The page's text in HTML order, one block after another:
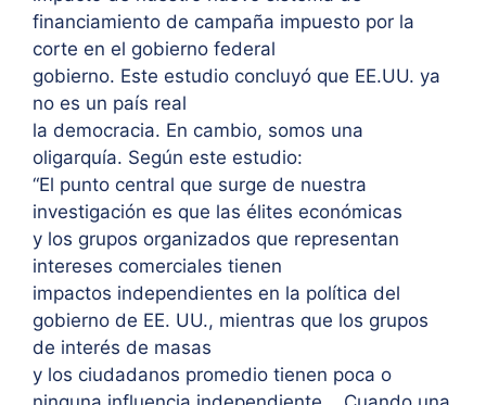
financiamiento de campaña impuesto por la
corte en el gobierno federal
gobierno. Este estudio concluyó que EE.UU. ya
no es un país real
la democracia. En cambio, somos una
oligarquía. Según este estudio:
“El punto central que surge de nuestra
investigación es que las élites económicas
y los grupos organizados que representan
intereses comerciales tienen
impactos independientes en la política del
gobierno de EE. UU., mientras que los grupos
de interés de masas
y los ciudadanos promedio tienen poca o